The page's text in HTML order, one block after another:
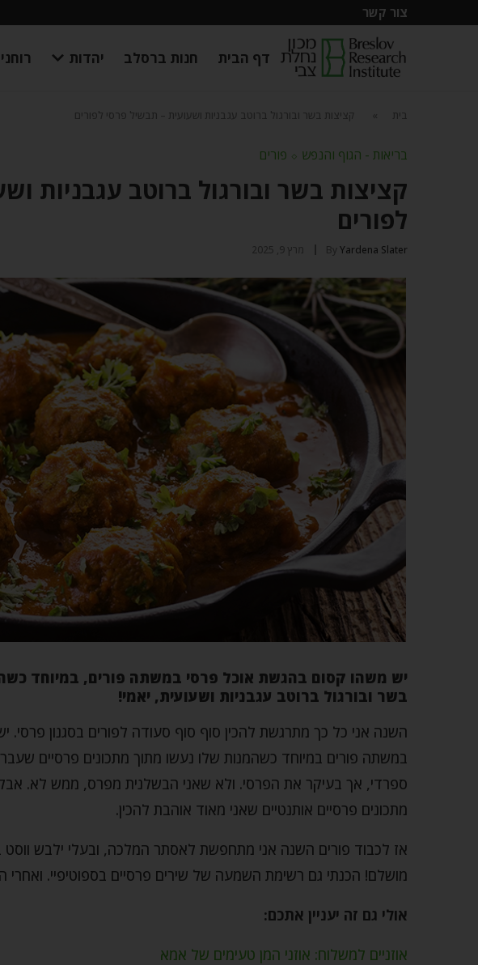
צור קשר
דף הבית חנות ברסלב יהדות
בית קציצות בשר ובורגול ברוטב עגבניות ושעועית – תבשיל פרסי לפורים
בריאות - הגוף והנפש ⬦ פורים
קציצות בשר ובורגול ברוטב עגבניות
לפורים
By Yardena Slater מרץ 9, 2025
יש משהו קסום בהגשת אוכל פרסי במשתה פורים, במיוחד
בשר ובורגול ברוטב עגבניות ושעועית, יאמי!
השנה אני כל כך מתרגשת להכין סוף סוף סעודה לפורים בסגנון
במשתה פורים במיוחד כשהמנות שלו נעשו מתוך מתכונים פרסיים
ספרדי, אך בעיקר את הפרסי. ולא שאני הבשלנית מפרס, ממש לא. אבל
מתכונים פרסיים אותנטיים שאני מאוד אוהבת להכין.
אז לכבוד פורים השנה אני מתחפשת לאסתר המלכה, ובעלי ילבש ווסט
מושלם! הכנתי גם רשימת השמעה של שירים פרסיים בספוטיפיי. ואחרי
אולי גם זה יעניין אתכם:
אוזניים למשלוח: אוזני המן טעימים של אמא